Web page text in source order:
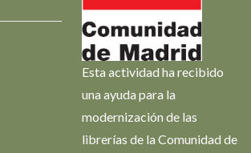
Esta actividad ha recibido
una ayuda para la
modernización de las
librerías de la Comunidad de